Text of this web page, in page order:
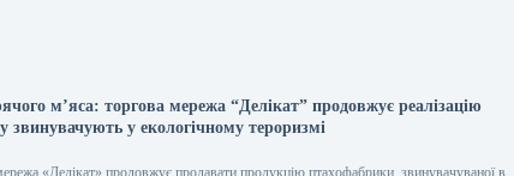
м’яса: торгова мережа “Делікат” продовжує реалізацію
звинувачують у екологічному тероризмі